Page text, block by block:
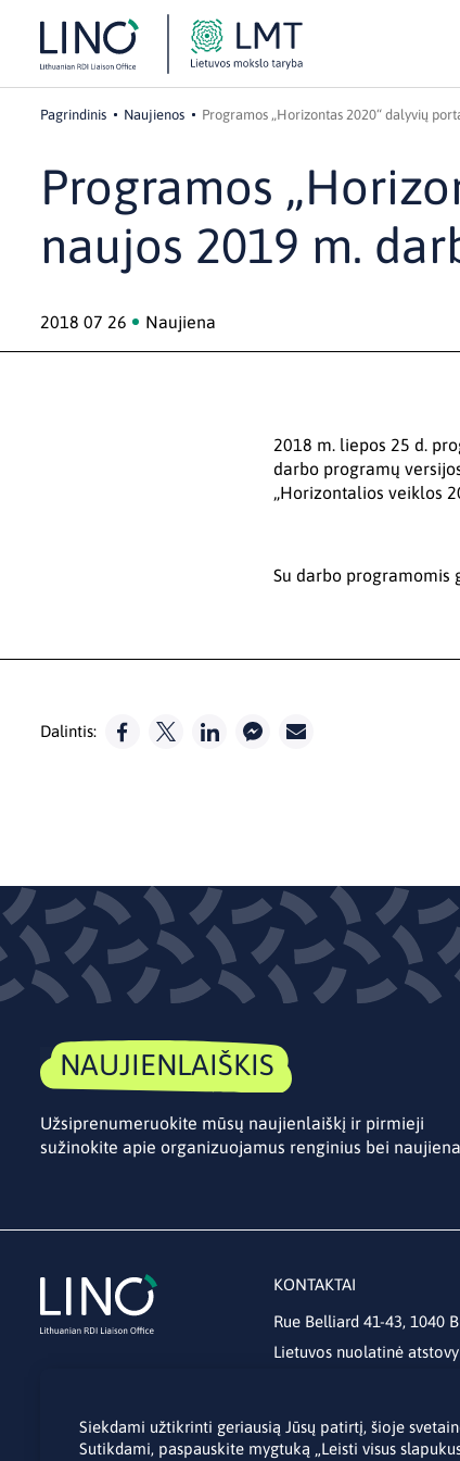
Pagrindinis Naujienos Programos „Horizontas 2020“ dalyvių
Programos
naujos 2019 m.
2018 07 26 Naujiena
2018 m. liepos 25 d.
darbo programų
„Horizontalios veiklos
Su darbo programomis
Dalintis:
NAUJIENLAIŠKIS
Užsiprenumeruokite mūsų naujienlaiškį ir pirmieji
sužinokite apie organizuojamus renginius bei
KONTAKTAI
Rue Belliard 41-43, 1040
Lietuvos nuolatinė
Siekdami užtikrinti geriausią Jūsų patirtį, šioje
Sutikdami, paspauskite mygtuką „Leisti visus